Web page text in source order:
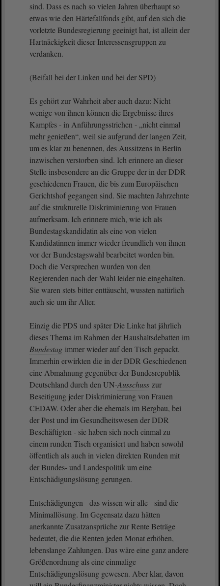
sind. Dass es nach so vielen Jahren überhaupt so
etwas wie den Härtefallfonds gibt, auf den sich die
vorletzte Bundesregierung geeinigt hat, ist allein der
Hartnäckigkeit dieser Interessensgruppen zu
verdanken.
(Beifall bei der Linken und bei der SPD)
Es gehört zur Wahrheit aber auch dazu: Nicht
wenige von ihnen können die Ergebnisse ihres
Kampfes - in Anführungsstrichen - „nicht einmal
mehr genießen“, weil sie aufgrund der langen Zeit,
um es klar zu benennen, des Aussitzens in Berlin
inzwischen verstorben sind. Ich erinnere an dieser
Stelle insbesondere an die Gruppe der in der DDR
geschiedenen Frauen, die bis zum Europäischen
Gerichtshof gegangen sind. Sie machten Jahrzehnte
auf die strukturelle Diskriminierung von Frauen
aufmerksam. Ich erinnere mich, wie ich als
Bundestagskandidatin als eine von vielen
Kandidatinnen immer wieder freundlich von ihnen
vor der Bundestagswahl bearbeitet worden bin.
Doch die Versprechen wurden von den
Regierenden nach der Wahl leider nie eingehalten.
Sie waren stets bitter enttäuscht, wussten natürlich
auch sie um ihr Alter.
Einzig die PDS und später Die Linke hat jährlich
dieses Thema im Rahmen der Haushaltsdebatten im
Bundestag immer wieder auf den Tisch gepackt.
Immerhin erwirkten die in der DDR Geschiedenen
eine Abmahnung gegenüber der Bundesrepublik
Deutschland durch den UN-Ausschuss zur
Beseitigung jeder Diskriminierung von Frauen
CEDAW. Oder aber die ehemals im Bergbau, bei
der Post und im Gesundheitswesen der DDR
Beschäftigten - sie haben sich noch einmal zu
einem runden Tisch organisiert und haben sowohl
öffentlich als auch in vielen direkten Runden mit
der Bundes- und Landespolitik um eine
Entschädigungslösung gerungen.
Entschädigungen - das wissen wir alle - sind die
Minimallösung. Im Gegensatz dazu hätten
anerkannte Zusatzansprüche zur Rente Beträge
bedeutet, die die Renten jeden Monat erhöhen,
lebenslange Zahlungen. Das wäre eine ganz andere
Größenordnung als eine einmalige
Entschädigungslösung gewesen. Aber klar, davon